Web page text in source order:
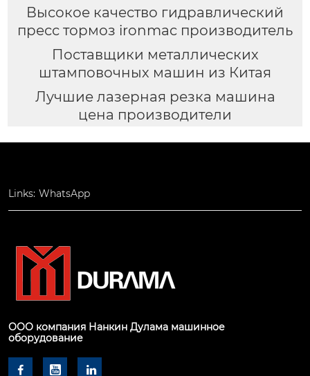
Высокое качество гидравлический
пресс тормоз ironmac производитель
Поставщики металлических
штамповочных машин из Китая
Лучшие лазерная резка машина
цена производители
Links: WhatsApp
ООО компания Нанкин Дулама машинное
оборудование
  